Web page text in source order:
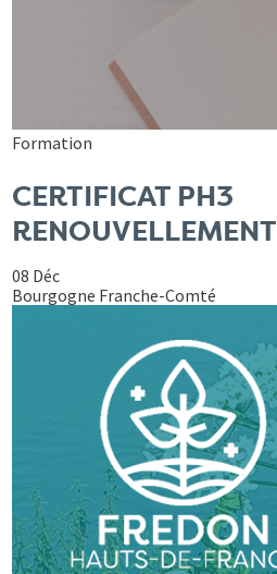
Formation
CERTIFICAT PH3
RENOUVELLEMENT
08 Déc
Bourgogne Franche-Comté